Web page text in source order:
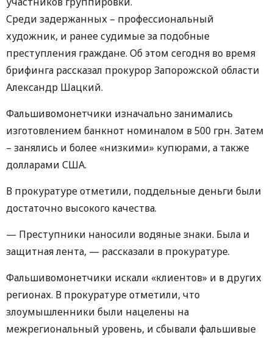
Среди задержанных – профессиональный
художник, и ранее судимые за подобные
преступления граждане. Об этом сегодня во время
брифинга рассказал прокурор Запорожской области
Александр Шацкий.
Фальшивомонетчики изначально занимались
изготовлением банкнот номиналом в 500 грн. Затем
– занялись и более «низкими» купюрами, а также
долларами США.
В прокуратуре отметили, поддельные деньги были
достаточно высокого качества.
— Преступники наносили водяные знаки. Была и
защитная лента, — рассказали в прокуратуре.
Фальшивомонетчики искали «клиентов» и в других
регионах. В прокуратуре отметили, что
злоумышленники были нацелены на
межрегиональный уровень, и сбывали фальшивые